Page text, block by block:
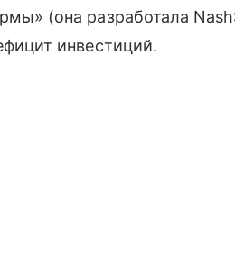
(она разработала
инвестиций.